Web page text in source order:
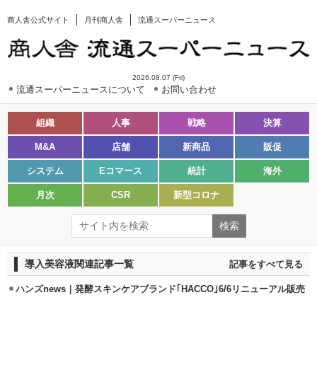
商人舎公式サイト 月刊商人舎 流通スーパーニュース
2026.08.07 (Fri)
流通スーパーニュースについて お問い合わせ
組織 人事 戦略 決算
M&A 店舗 新商品 販促
システム Eコマース 統計 海外
月次 CSR 新型コロナ
導入美容液関連記事一覧 記事をすべて見る
ハンズnews｜発酵スキンケアブランド｢HACCO｣6/6リニューアル販売